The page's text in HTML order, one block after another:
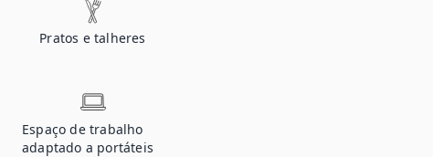
Pratos e talheres
Espaço de trabalho
adaptado a portáteis